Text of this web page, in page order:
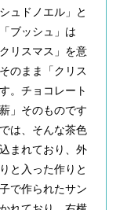
ュドノエル」と
ブッシュ」は
リスマス」を意
のまま「クリス
。チョコレート
」そのものです
は、そんな茶色
まれており、外
と入った作りと
で作られたサン